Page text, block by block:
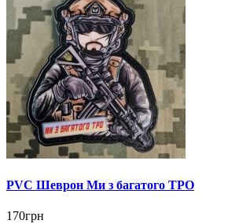
PVC Шеврон Ми з багатого ТРО
170грн